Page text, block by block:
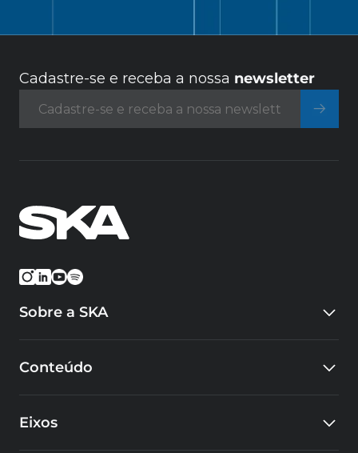
Cadastre-se e receba a nossa newsletter
Sobre a SKA
Eventos
Educacional
SKA Tech Hub
Conteúdo
Cases
Eixos